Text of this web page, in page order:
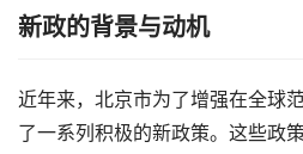
新政的背景与动机
近年来，北京市为了增强在全球
了一系列积极的新政策。这些政